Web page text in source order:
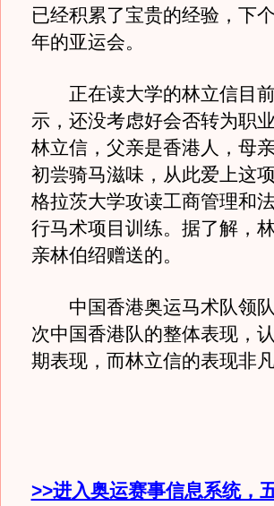
已经积累了宝贵的经验，下
年的亚运会。
正在读大学的林立信目前
示，还没考虑好会否转为职
林立信，父亲是香港人，母
初尝骑马滋味，从此爱上这
格拉茨大学攻读工商管理和
行马术项目训练。据了解，
亲林伯绍赠送的。
中国香港奥运马术队领队
次中国香港队的整体表现，
期表现，而林立信的表现非凡
>>进入奥运赛事信息系统，